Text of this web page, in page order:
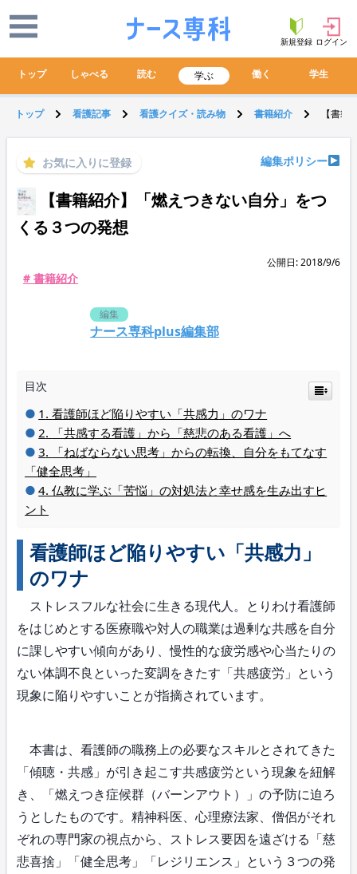
新規登録 ログイン
トップ しゃべる 読む 学ぶ 働く 学生
トップ 看護記事 看護クイズ・読み物 書籍紹介 【書
お気に入りに登録 編集ポリシー
【書籍紹介】「燃えつきない自分」をつ
くる３つの発想
公開日: 2018/9/6
# 書籍紹介
編集
ナース専科plus編集部
目次
看護師ほど陥りやすい「共感力」のワナ
「共感する看護」から「慈悲のある看護」へ
「ねばならない思考」からの転換、自分をもてなす
「健全思考」
仏教に学ぶ「苦悩」の対処法と幸せ感を生み出すヒ
ント
看護師ほど陥りやすい「共感力」
のワナ
ストレスフルな社会に生きる現代人。とりわけ看護師
をはじめとする医療職や対人の職業は過剰な共感を自分
に課しやすい傾向があり、慢性的な疲労感や心当たりの
ない体調不良といった変調をきたす「共感疲労」という
現象に陥りやすいことが指摘されています。
本書は、看護師の職務上の必要なスキルとされてきた
「傾聴・共感」が引き起こす共感疲労という現象を紐解
き、「燃えつき症候群（バーンアウト）」の予防に迫ろ
うとしたものです。精神科医、心理療法家、僧侶がそれ
ぞれの専門家の視点から、ストレス要因を遠ざける「慈
悲喜捨」「健全思考」「レジリエンス」という３つの発